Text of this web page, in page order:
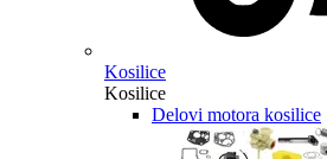
Kosilice
Kosilice
Delovi motora kosilice